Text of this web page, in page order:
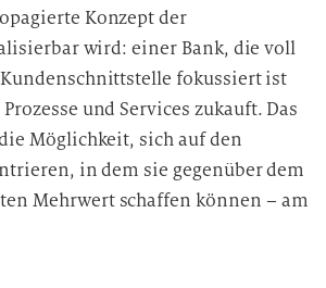
Konzept der
wird: einer Bank, die voll
fokussiert ist
und Services zukauft. Das
Möglichkeit, sich auf den
in dem sie gegenüber dem
Mehrwert schaffen können – am